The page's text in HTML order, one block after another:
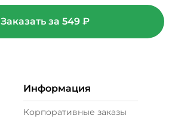
Заказать за 549 ₽
Информация
Корпоративные заказы